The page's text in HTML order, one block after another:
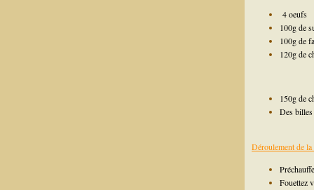
4 oeufs
100g de
100g de
120g de
150g de
Des
Déroulement de la
Fouettez